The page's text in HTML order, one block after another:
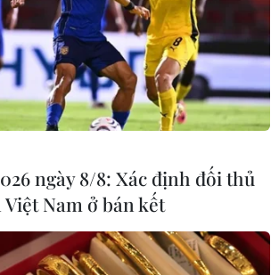
ngày 8/8: Xác định đối thủ
Nam ở bán kết